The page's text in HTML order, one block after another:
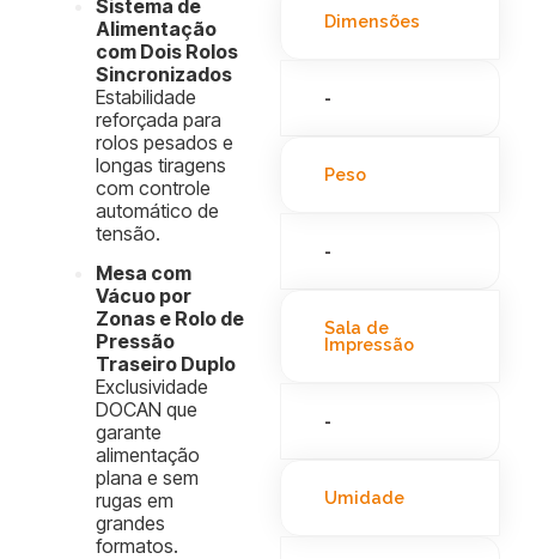
Sistema de
Alimentação
com Dois Rolos
Sincronizados
Estabilidade
reforçada para
rolos pesados e
longas tiragens
com controle
automático de
tensão.
Mesa com
Vácuo por
Zonas e Rolo de
Pressão
Traseiro Duplo
Exclusividade
DOCAN que
garante
alimentação
plana e sem
rugas em
grandes
formatos.
Dimensões
-
Peso
-
Sala de
Impressão
-
Umidade